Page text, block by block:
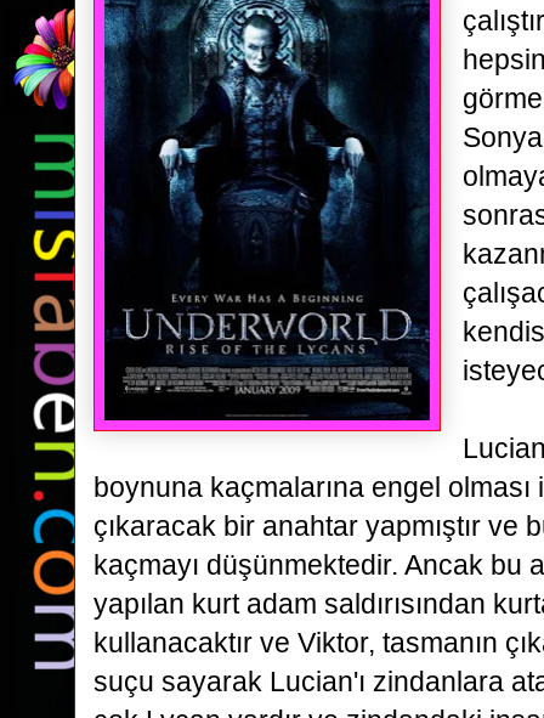
boynuna kaçmalarına engel
çıkaracak bir anahtar yapmıştır ve
kaçmayı düşünmektedir. Ancak bu
yapılan kurt adam saldırısından
kullanacaktır ve Viktor, tasmanın
suçu sayarak Lucian'ı zindanlara